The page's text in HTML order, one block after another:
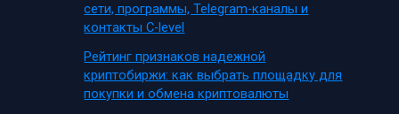
сети, программы, Telegram-каналы и
контакты C-level
Рейтинг признаков надежной
криптобиржи: как выбрать площадку для
покупки и обмена криптовалюты